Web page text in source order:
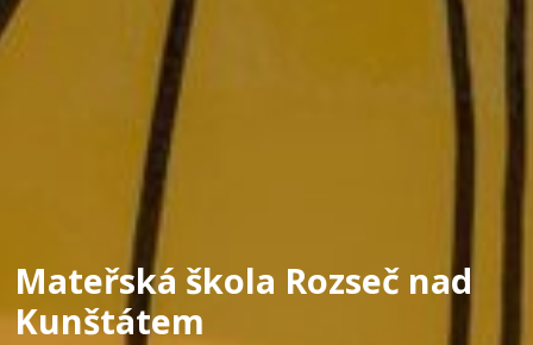
Mateřská škola Rozseč nad
Kunštátem